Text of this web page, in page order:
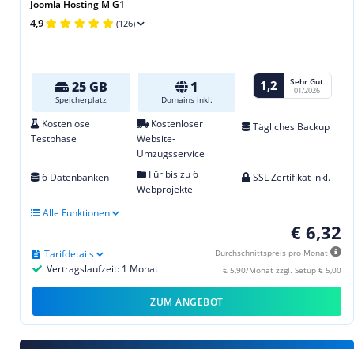
Joomla Hosting M G1
4,9 (126)
25 GB
Speicherplatz
1
Domains inkl.
1,2 Sehr Gut
01/2026
Kostenlose
Testphase
Kostenloser
Website-
Umzugsservice
Tägliches Backup
6 Datenbanken
Für bis zu 6
Webprojekte
SSL Zertifikat inkl.
Alle Funktionen
€ 6,32
Durchschnittspreis pro Monat
€ 5,90/Monat zzgl. Setup € 5,00
Vertragslaufzeit: 1 Monat
Tarifdetails
ZUM ANGEBOT